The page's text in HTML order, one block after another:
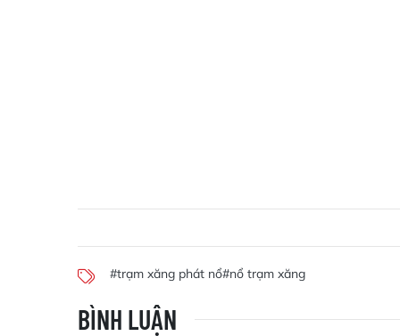
#trạm xăng phát nổ#nổ trạm xăng
BÌNH LUẬN